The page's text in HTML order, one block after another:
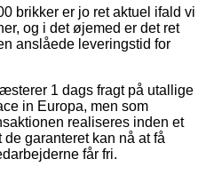
brikker er jo ret aktuel ifald vi
og i det øjemed er det ret
anslåede leveringstid for
1 dags fragt på utallige
in Europa, men som
realiseres inden et
garanteret kan nå at få
får fri.